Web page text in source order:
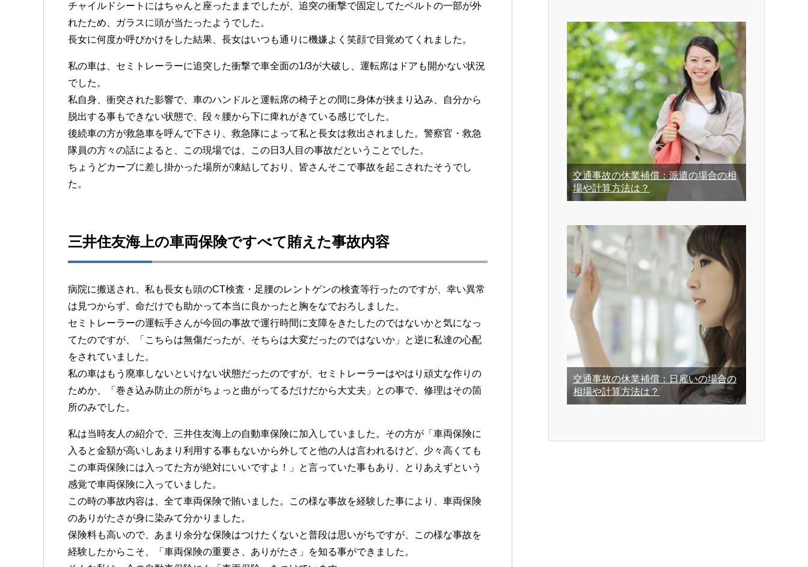
チャイルドシートにはちゃんと座ったままでしたが、追突の衝撃で固定してたベルトの一部が外
れたため、ガラスに頭が当たったようでした。
長女に何度か呼びかけをした結果、長女はいつも通りに機嫌よく笑顔で目覚めてくれました。
私の車は、セミトレーラーに追突した衝撃で車全面の1/3が大破し、運転席はドアも開かない状況
でした。
私自身、衝突された影響で、車のハンドルと運転席の椅子との間に身体が挟まり込み、自分から
脱出する事もできない状態で、段々腰から下に痺れがきている感じでした。
後続車の方が救急車を呼んで下さり、救急隊によって私と長女は救出されました。警察官・救急
隊員の方々の話によると、この現場では、この日3人目の事故だということでした。
ちょうどカーブに差し掛かった場所が凍結しており、皆さんそこで事故を起こされたそうでし
た。
三井住友海上の車両保険ですべて賄えた事故内容
病院に搬送され、私も長女も頭のCT検査・足腰のレントゲンの検査等行ったのですが、幸い異常
は見つからず、命だけでも助かって本当に良かったと胸をなでおろしました。
セミトレーラーの運転手さんが今回の事故で運行時間に支障をきたしたのではないかと気になっ
てたのですが、「こちらは無傷だったが、そちらは大変だったのではないか」と逆に私達の心配
をされていました。
私の車はもう廃車しないといけない状態だったのですが、セミトレーラーはやはり頑丈な作りの
ためか、「巻き込み防止の所がちょっと曲がってるだけだから大丈夫」との事で、修理はその箇
所のみでした。
私は当時友人の紹介で、三井住友海上の自動車保険に加入していました。その方が「車両保険に
入ると金額が高いしあまり利用する事もないから外してと他の人は言われるけど、少々高くても
この車両保険には入ってた方が絶対にいいですよ！」と言っていた事もあり、とりあえずという
感覚で車両保険に入っていました。
この時の事故内容は、全て車両保険で賄いました。この様な事故を経験した事により、車両保険
のありがたさが身に染みて分かりました。
保険料も高いので、あまり余分な保険はつけたくないと普段は思いがちですが、この様な事故を
経験したからこそ、「車両保険の重要さ、ありがたさ」を知る事ができました。
交通事故の休業補償：派遣の場合の相
場や計算方法は？
交通事故の休業補償：日雇いの場合の
相場や計算方法は？